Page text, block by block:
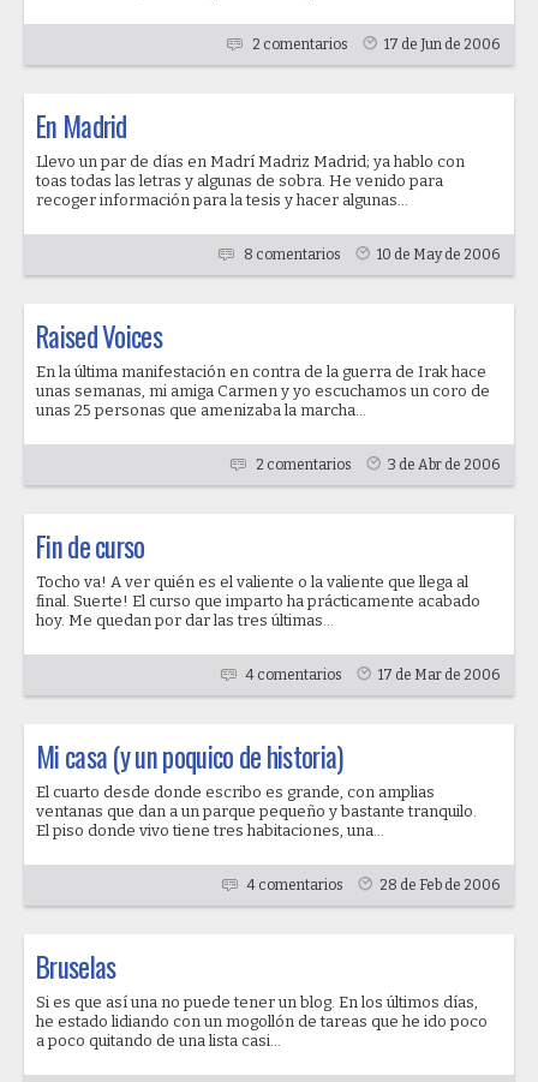
2 comentarios 17 de Jun de 2006
En Madrid
Llevo un par de días en Madrí Madriz Madrid; ya hablo con
toas todas las letras y algunas de sobra. He venido para
recoger información para la tesis y hacer algunas...
8 comentarios 10 de May de 2006
Raised Voices
En la última manifestación en contra de la guerra de Irak hace
unas semanas, mi amiga Carmen y yo escuchamos un coro de
unas 25 personas que amenizaba la marcha...
2 comentarios 3 de Abr de 2006
Fin de curso
Tocho va! A ver quién es el valiente o la valiente que llega al
final. Suerte! El curso que imparto ha prácticamente acabado
hoy. Me quedan por dar las tres últimas...
4 comentarios 17 de Mar de 2006
Mi casa (y un poquico de historia)
El cuarto desde donde escribo es grande, con amplias
ventanas que dan a un parque pequeño y bastante tranquilo.
El piso donde vivo tiene tres habitaciones, una...
4 comentarios 28 de Feb de 2006
Bruselas
Si es que así una no puede tener un blog. En los últimos días,
he estado lidiando con un mogollón de tareas que he ido poco
a poco quitando de una lista casi...